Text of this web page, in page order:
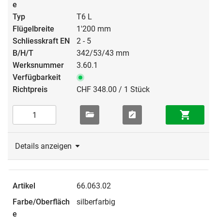
T6 L
1'200 mm
2 - 5
342/53/43 mm
3.60.1
CHF 348.00 / 1 Stück
Details anzeigen
66.063.02
silberfarbig